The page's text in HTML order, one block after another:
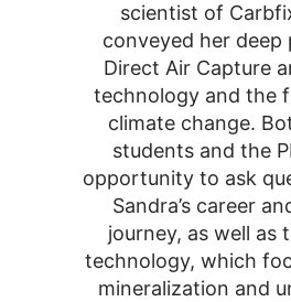
scientist of
conveyed her deep
Direct Air Capture
technology and the
climate change.
students and the
opportunity to ask
Sandra’s career
journey, as well as
technology, which
mineralization and